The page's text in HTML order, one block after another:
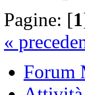
Pagine: [1
«
Forum